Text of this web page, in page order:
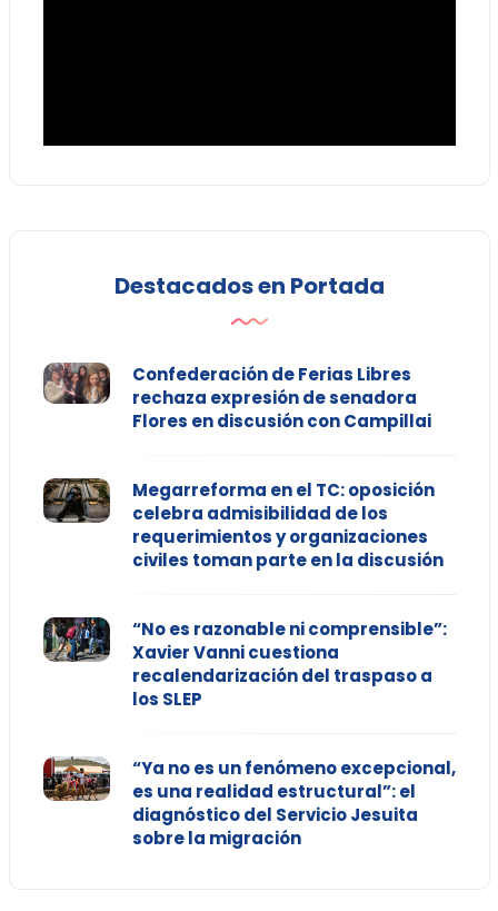
Destacados en Portada
Confederación de Ferias Libres
rechaza expresión de senadora
Flores en discusión con Campillai
Megarreforma en el TC: oposición
celebra admisibilidad de los
requerimientos y organizaciones
civiles toman parte en la discusión
“No es razonable ni comprensible”:
Xavier Vanni cuestiona
recalendarización del traspaso a
los SLEP
“Ya no es un fenómeno excepcional,
es una realidad estructural”: el
diagnóstico del Servicio Jesuita
sobre la migración